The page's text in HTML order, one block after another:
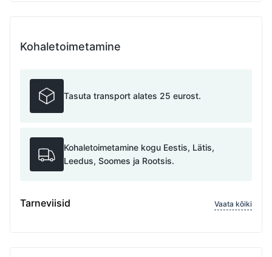
Kohaletoimetamine
Tasuta transport alates 25 eurost.
Kohaletoimetamine kogu Eestis, Lätis,
Leedus, Soomes ja Rootsis.
Tarneviisid Vaata kõiki